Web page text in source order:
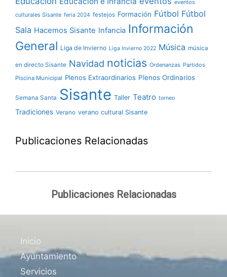
eventos
culturales Sisante feria 2024 festejos Formación Fútbol Fútbol
Sala Hacemos Sisante Infancia Información
General Liga de Invierno Liga Invierno 2022 Música música
en directo Sisante Navidad noticias Ordenanzas Partidos
Piscina Municipal Plenos Extraordinarios Plenos Ordinarios
Semana Santa Sisante Taller Teatro torneo
Tradiciones Verano verano cultural Sisante
Publicaciones Relacionadas
Publicaciones Relacionadas
Inicio
Ayuntamiento
Servicios